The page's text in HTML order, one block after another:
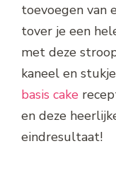
toevoegen van
tover je een
met deze
kaneel en
basis cake
en deze
eindresultaat!